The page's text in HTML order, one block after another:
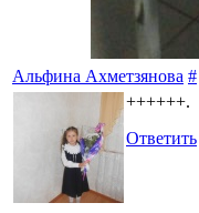
Альфина Ахметзянова #
++++++.
Ответить